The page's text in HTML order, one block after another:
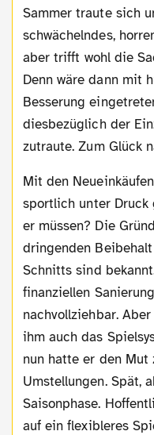
Sammer traute sich
schwächelndes,
aber trifft wohl die
Denn wäre dann mit
Besserung
diesbezüglich der
zutraute. Zum Glück
Mit den Neueinkäufen wurde/hat sich BvM also
sportlich unter Druck
er müssen? Die
dringenden
Schnitts sind
finanziellen
nachvollziehbar.
ihm auch das
nun hatte er den Mut
Umstellungen. Spät,
Saisonphase.
auf ein flexibleres